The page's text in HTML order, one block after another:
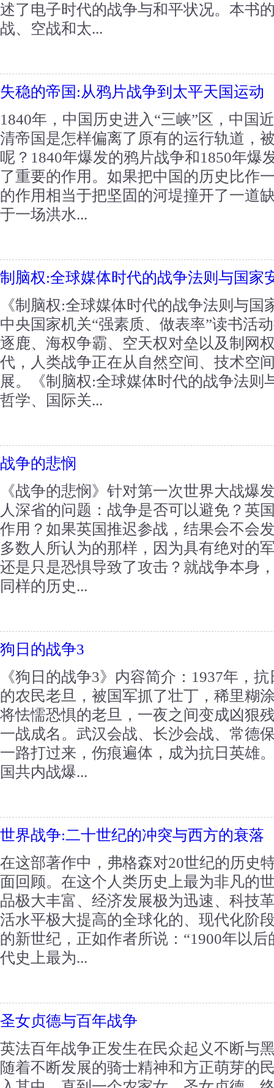
述了电子时代的战争与和平状况。本
战、空战和太...
失稳的帝国:从鸦片战争到太平天国运动
1840年，中国历史进入“三峡”区，中国
清帝国是怎样偏离了原有的运行轨道，
呢？1840年爆发的鸦片战争和1850年爆
了重要的作用。如果把中国的历史比作
的作用相当于把坚固的河堤撞开了一道
于一场洪水...
制脑权:全球媒体时代的战争法则与国家
《制脑权:全球媒体时代的战争法则与
中央国家机关“强素质、做表率”读书活
逐鹿、海权争霸、空天权对垒以及制网
代，人类战争正在从自然空间、技术空
展。《制脑权:全球媒体时代的战争法则
哲学、国际关...
战争的悲悯
《战争的悲悯》针对第一次世界大战爆
人深省的问题：战争是否可以避免？英
作用？如果英国推迟参战，结果会不会
多数人所认为的那样，因为具有绝对的
还是只是恐惧导致了攻击？就战争本身
同样的历史...
狗日的战争3
《狗日的战争3》内容简介：1937年，
的农民老旦，被国军抓了壮丁，稀里糊
将怯懦恐惧的老旦，一夜之间变成凶狠
一战成名。武汉会战、长沙会战、常德
一路打过来，伤痕遍体，成为抗日英雄
国共内战爆...
世界战争:二十世纪的冲突与西方的衰落
在这部著作中，弗格森对20世纪的历史
面回顾。在这个人类历史上最为非凡的
品极大丰富、经济发展极为迅速、科技
活水平极大提高的全球化的、现代化阶
的新世纪，正如作者所说：“1900年以
代史上最为...
圣女贞德与百年战争
英法百年战争正发生在民众起义不断与
随着不断发展的骑士精神和方正萌芽的